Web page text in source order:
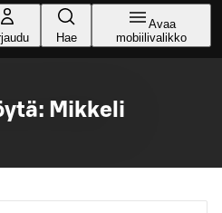
Hae
Avaa
mobiilivalikko
Mikkeli